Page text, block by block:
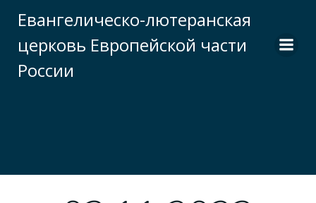
к
содержимому
Евангелическо-лютеранская
церковь Европейской части
России